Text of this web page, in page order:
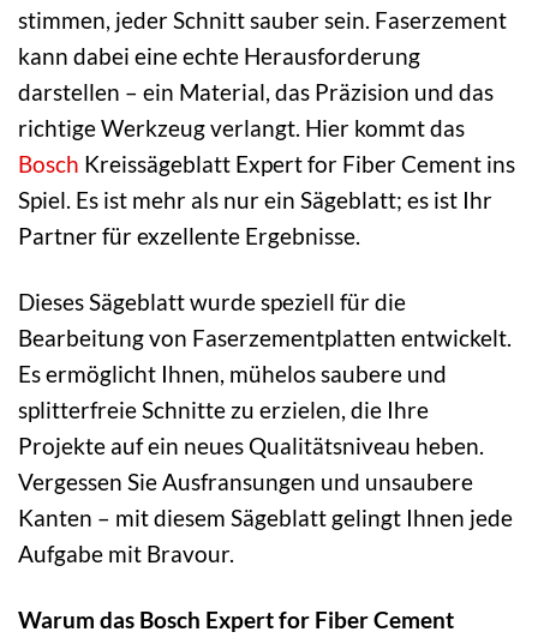
stimmen, jeder Schnitt sauber sein. Faserzement
kann dabei eine echte Herausforderung
darstellen – ein Material, das Präzision und das
richtige Werkzeug verlangt. Hier kommt das
Bosch Kreissägeblatt Expert for Fiber Cement ins
Spiel. Es ist mehr als nur ein Sägeblatt; es ist Ihr
Partner für exzellente Ergebnisse.
Dieses Sägeblatt wurde speziell für die
Bearbeitung von Faserzementplatten entwickelt.
Es ermöglicht Ihnen, mühelos saubere und
splitterfreie Schnitte zu erzielen, die Ihre
Projekte auf ein neues Qualitätsniveau heben.
Vergessen Sie Ausfransungen und unsaubere
Kanten – mit diesem Sägeblatt gelingt Ihnen jede
Aufgabe mit Bravour.
Warum das Bosch Expert for Fiber Cement